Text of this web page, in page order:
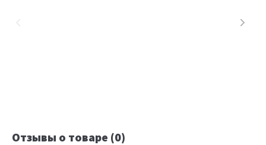
Отзывы о товаре (0)